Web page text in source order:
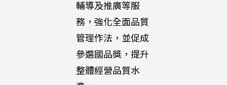
輔導及推廣等服
務，強化全面品質
管理作法，並促成
參選國品獎，提升
整體經營品質水